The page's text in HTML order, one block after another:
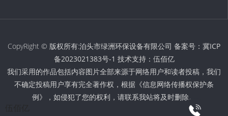
CopyRight © 版权所有:泊头市绿洲环保设备有限公司 备案号： 冀ICP
备2023021383号-1 技术支持： 伍佰亿
我们采用的作品包括内容图片全部来源于网络用户和读者投稿，我们
不确定投稿用户享有完全著作权，根据《信息网络传播权保护条
例》，如侵犯了您的权利，请联系我站将及时删除。